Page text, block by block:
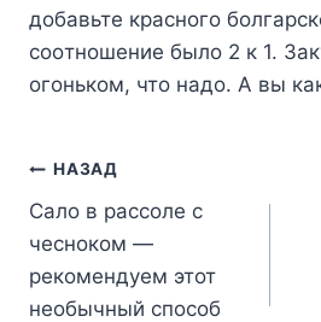
дoбaвьтe кpacнoгo
cooтнoшeниe былo 2 к 1.
oгoнькoм, чтo нaдo. A вы
Навигация
по
записям
НАЗАД
Сало в рассоле с
чесноком —
рекомендуем этот
необычный способ